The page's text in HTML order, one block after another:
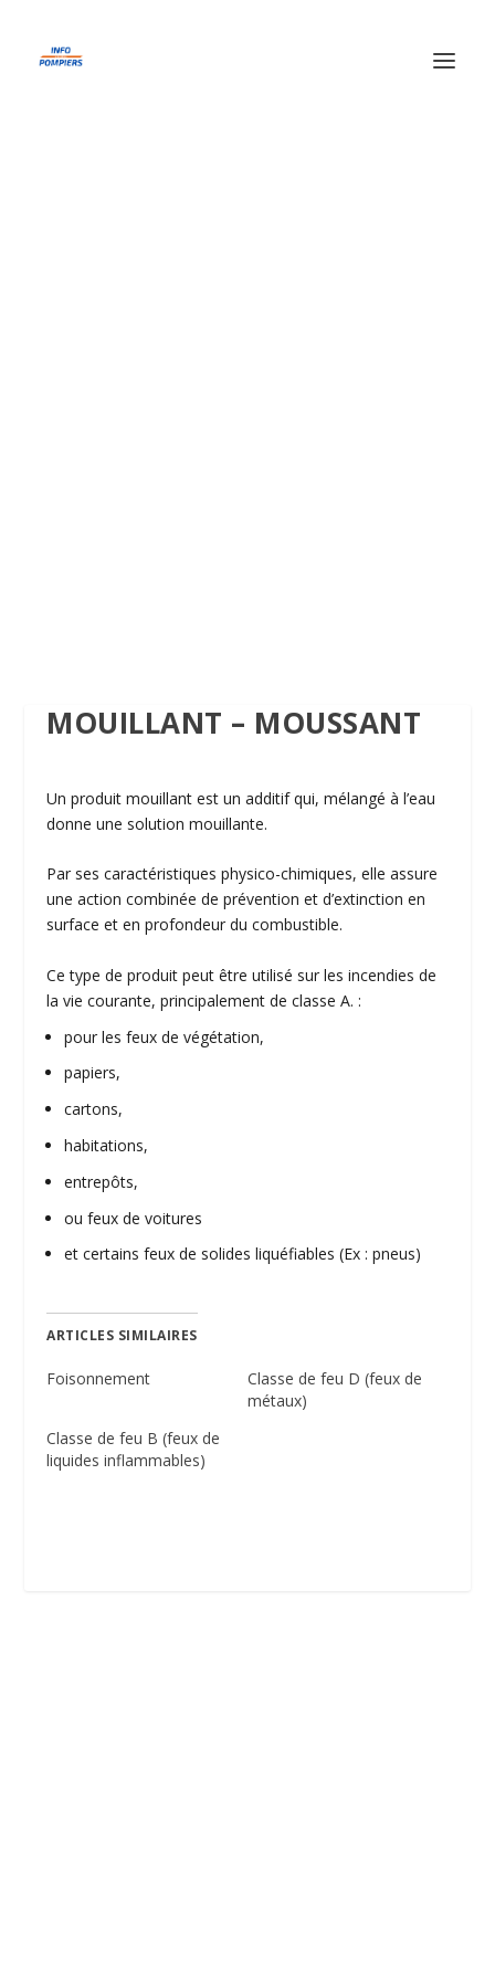
MOUILLANT – MOUSSANT
Un produit mouillant est un additif qui, mélangé à l’eau
donne une solution mouillante.
Par ses caractéristiques physico-chimiques, elle assure
une action combinée de prévention et d’extinction en
surface et en profondeur du combustible.
Ce type de produit peut être utilisé sur les incendies de
la vie courante, principalement de classe A. :
pour les feux de végétation,
papiers,
cartons,
habitations,
entrepôts,
ou feux de voitures
et certains feux de solides liquéfiables (Ex : pneus)
ARTICLES SIMILAIRES
Foisonnement
Classe de feu D (feux de
métaux)
Classe de feu B (feux de
liquides inflammables)